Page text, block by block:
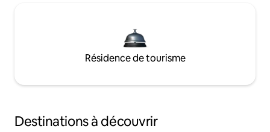
Résidence de tourisme
Destinations à découvrir